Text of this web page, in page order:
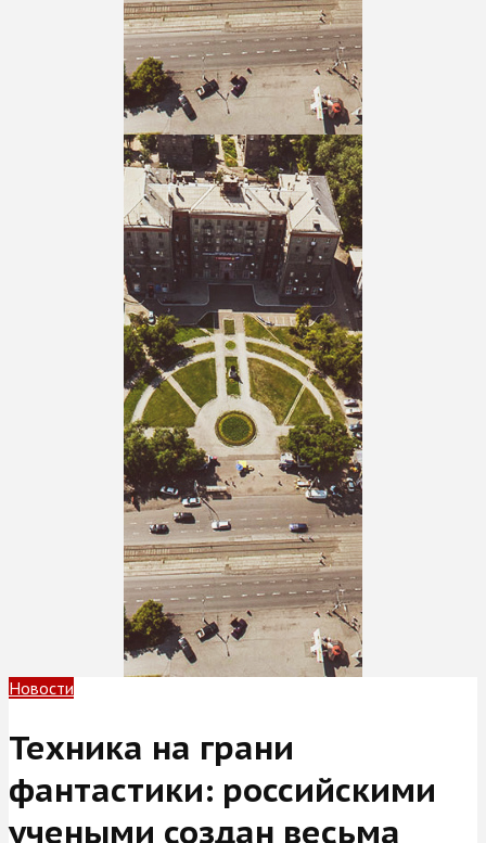
Новости
Техника на грани
фантастики: российскими
учеными создан весьма